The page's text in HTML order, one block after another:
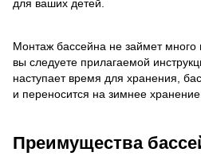
для ваших детей.
Монтаж бассейна не займет
вы следуете прилагаемой
наступает время для хранения,
и переносится на зимнее хранение.
Преимущества